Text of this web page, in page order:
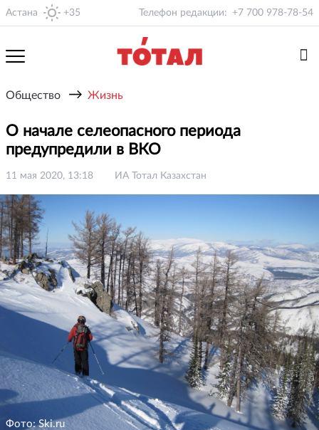
Астана +35 Телефон редакции: +7 700 978-78-54
Общество → Жизнь
О начале селеопасного периода
предупредили в ВКО
11 мая 2020, 13:18 ИА Тотал Казахстан
Фото: Ski.ru